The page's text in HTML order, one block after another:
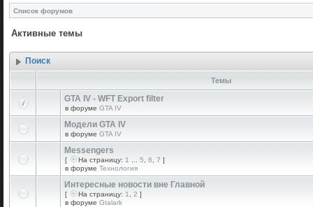
Список форумов
Активные темы
Поиск
Темы
GTA IV - WFT Export filter
в форуме GTA IV
Модели GTA IV
в форуме GTA IV
Messengers
[ На страницу: 1 5 6 7 ]
в форуме Технология
Интересные новости вне Главной
[ На страницу: 1 2 ]
в форуме Gtalark